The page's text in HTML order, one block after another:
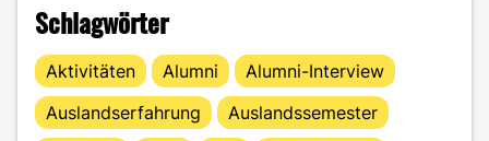
Schlagwörter
Aktivitäten Alumni
Alumni-Interview
Auslandserfahrung
Auslandssemester